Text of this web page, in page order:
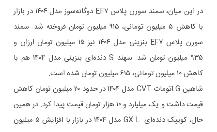
در این میان، سمند سورن پلاس EF۷ دوگانه‌سوز مدل ۱۴۰۴ در بازار
با کاهش ۵ میلیون تومانی، ۹۱۵ میلیون تومان فروخته شد. سمند
سورن پلاس EF۷ بنزینی مدل ۱۴۰۴ نیز ۱۵ میلیون تومان ارزان و
۹۳۵ میلیون تومان شد. سهند S دنده‌ای بنزینی مدل ۱۴۰۴ هم با
کاهش ۱۰ میلیون تومانی، ۶۱۵ میلیون تومان شده است.
شاهین G اتومات CVT مدل ۱۴۰۴ در حدود ۲۰ میلیون تومان کاهش
قیمت داشت و یک میلیارد و ۱۰ هزار تومان قیمت پیدا کرد. در همین
حال، کوییک دنده‌ای GX L مدل ۱۴۰۴ در بازار با افزایش ۵ میلیون